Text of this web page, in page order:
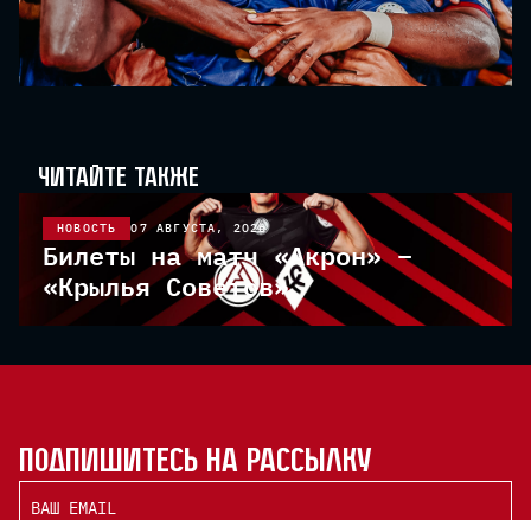
читайте также
НОВОСТЬ 07 АВГУСТА, 2026
Билеты на матч «Акрон» –
«Крылья Советов»
Подпишитесь на рассылку
ВАШ EMAIL